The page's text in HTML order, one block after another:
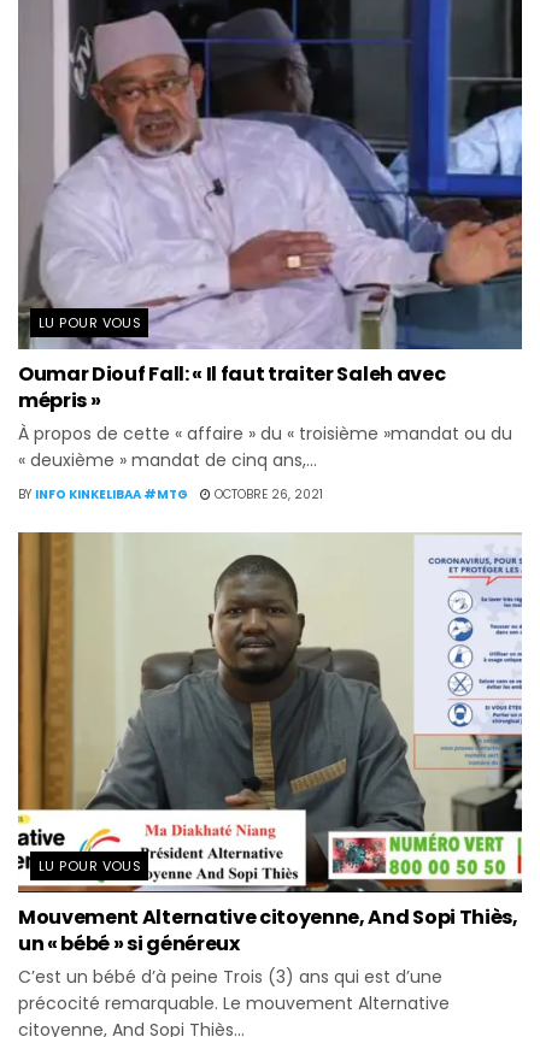
LU POUR VOUS
Oumar Diouf Fall: « Il faut traiter Saleh avec
mépris »
À propos de cette « affaire » du « troisième »mandat ou du
« deuxième » mandat de cinq ans,...
BY INFO KINKELIBAA #MTG OCTOBRE 26, 2021
LU POUR VOUS
Mouvement Alternative citoyenne, And Sopi Thiès,
un « bébé » si généreux
C’est un bébé d’à peine Trois (3) ans qui est d’une
précocité remarquable. Le mouvement Alternative
citoyenne, And Sopi Thiès...